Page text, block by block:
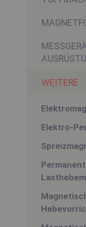
WEITERE
Elektro-